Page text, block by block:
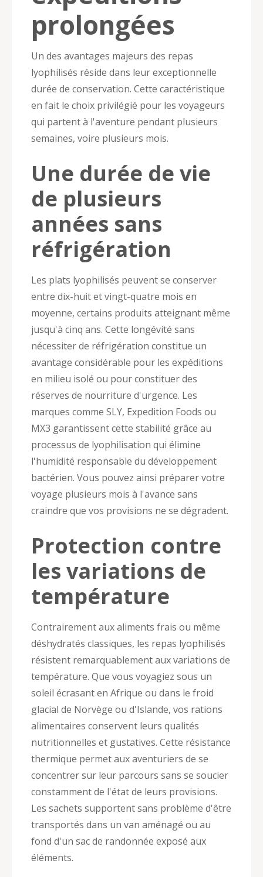
prolongées
Un des avantages majeurs des repas
lyophilisés réside dans leur exceptionnelle
durée de conservation. Cette caractéristique
en fait le choix privilégié pour les voyageurs
qui partent à l'aventure pendant plusieurs
semaines, voire plusieurs mois.
Une durée de vie
de plusieurs
années sans
réfrigération
Les plats lyophilisés peuvent se conserver
entre dix-huit et vingt-quatre mois en
moyenne, certains produits atteignant même
jusqu'à cinq ans. Cette longévité sans
nécessiter de réfrigération constitue un
avantage considérable pour les expéditions
en milieu isolé ou pour constituer des
réserves de nourriture d'urgence. Les
marques comme SLY, Expedition Foods ou
MX3 garantissent cette stabilité grâce au
processus de lyophilisation qui élimine
l'humidité responsable du développement
bactérien. Vous pouvez ainsi préparer votre
voyage plusieurs mois à l'avance sans
craindre que vos provisions ne se dégradent.
Protection contre
les variations de
température
Contrairement aux aliments frais ou même
déshydratés classiques, les repas lyophilisés
résistent remarquablement aux variations de
température. Que vous voyagiez sous un
soleil écrasant en Afrique ou dans le froid
glacial de Norvège ou d'Islande, vos rations
alimentaires conservent leurs qualités
nutritionnelles et gustatives. Cette résistance
thermique permet aux aventuriers de se
concentrer sur leur parcours sans se soucier
constamment de l'état de leurs provisions.
Les sachets supportent sans problème d'être
transportés dans un van aménagé ou au
fond d'un sac de randonnée exposé aux
éléments.